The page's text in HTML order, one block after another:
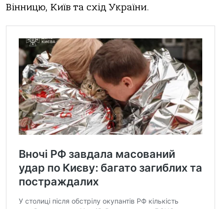
Вінницю, Київ та схід України.